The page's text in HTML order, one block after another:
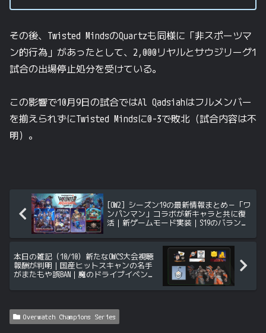
その後、Twisted MindsのQuartzも同様に「非スポーツマ
ン的行為」があったとして、2,000リヤルとサウジリーグ1
試合の出場停止処分を受けている。
この影響で10月9日の試合ではAl Qadsiahはフルメンバー
を揃えられずにTwisted Mindsに0-3で敗北（試合内容は不
明）。
[OW2] シーズン19の最新情報まとめ－「ワ
ンパンマン」コラボが新キャラと共に復
活｜新ゲームモード実装｜S19のバランス
か
本日の雑記（10/10）新たなOWCS大会視聴
報酬が判明｜国産ヒットスキャンの名手
がまたもや誤BAN｜魔のドライブイベント
ほか
Overwatch Champions Series